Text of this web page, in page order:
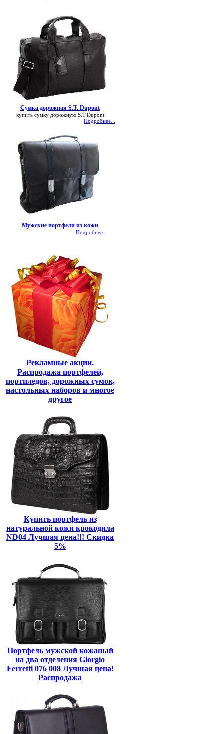
Сумка дорожная S.T. Dupont
купить сумку дорожную S.T.Dupont
Подробнее...
Мужские портфели из кожи
Подробнее...
Рекламные акции.
Распродажа портфелей,
портпледов, дорожных сумок,
настольных наборов и многое
другое
Купить портфель из
натуральной кожи крокодила
ND04 Лучшая цена!!! Скидка
5%
Портфель мужской кожаный
на два отделения Giorgio
Ferretti 076 008 Лучшая цена!
Распродажа